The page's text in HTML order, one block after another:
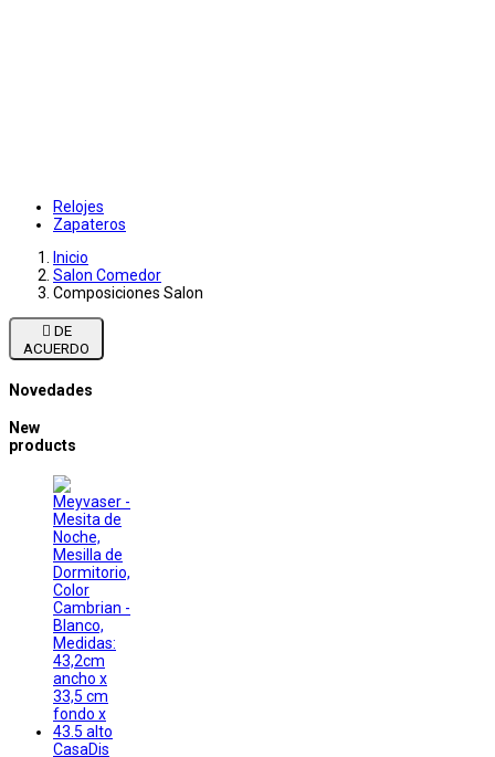
Relojes
Zapateros
Inicio
Salon Comedor
Composiciones Salon

ACUERDO
Novedades
New
products
CasaDis